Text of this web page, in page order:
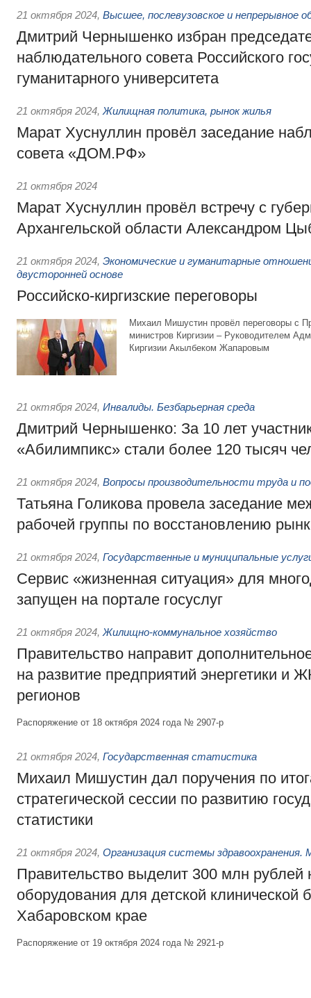
21 октября 2024, Высшее, послевузовское и непрерывное
Дмитрий Чернышенко избран
наблюдательного совета Российского
гуманитарного университета
21 октября 2024, Жилищная политика, рынок жилья
Марат Хуснуллин провёл заседание
совета «ДОМ.РФ»
21 октября 2024
Марат Хуснуллин провёл встречу с
Архангельской области Александром
21 октября 2024, Экономические и гуманитарные
двусторонней основе
Российско-киргизские переговоры
Михаил Мишустин провёл переговоры с
министров Киргизии – Руководителем
Киргизии Акылбеком Жапаровым
21 октября 2024, Инвалиды. Безбарьерная среда
Дмитрий Чернышенко: За 10 лет
«Абилимпикс» стали более 120 тысяч
21 октября 2024, Вопросы производительности труда и
Татьяна Голикова провела заседание
рабочей группы по восстановлению
21 октября 2024, Государственные и муниципальные
Сервис «жизненная ситуация» для
запущен на портале госуслуг
21 октября 2024, Жилищно-коммунальное хозяйство
Правительство направит
на развитие предприятий энергетики и
регионов
Распоряжение от 18 октября 2024 года № 2907-р
21 октября 2024, Государственная статистика
Михаил Мишустин дал поручения по
стратегической сессии по развитию
статистики
21 октября 2024, Организация системы здравоохранения.
Правительство выделит 300 млн рублей
оборудования для детской клинической
Хабаровском крае
Распоряжение от 19 октября 2024 года № 2921-р